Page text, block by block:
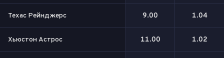
Техас Рейнджерс 9.00 1.04
Хьюстон Астрос 11.00 1.02